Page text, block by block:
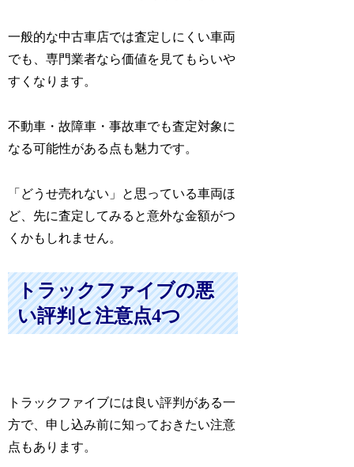
一般的な中古車店では査定しにくい車両
でも、専門業者なら価値を見てもらいや
すくなります。
不動車・故障車・事故車でも査定対象に
なる可能性がある点も魅力です。
「どうせ売れない」と思っている車両ほ
ど、先に査定してみると意外な金額がつ
くかもしれません。
トラックファイブの悪
い評判と注意点4つ
トラックファイブには良い評判がある一
方で、申し込み前に知っておきたい注意
点もあります。